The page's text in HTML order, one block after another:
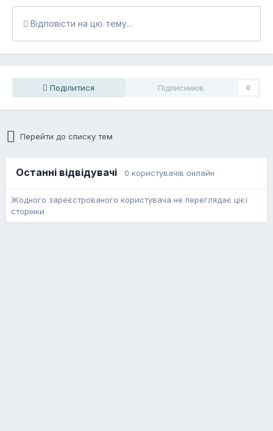
Відповісти на цю тему...
Поділитися Підписників 0
Перейти до списку тем
Останні відвідувачі 0 користувачів онлайн
Жодного зареєстрованого користувача не переглядає цієї
сторінки